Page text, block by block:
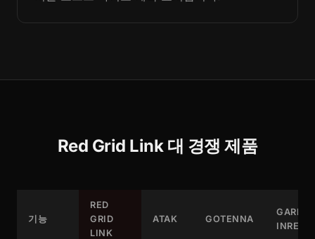
Red Grid Link 대 경쟁 제품
기능
RED
GRID
LINK
ATAK GOTENNA
GARMIN